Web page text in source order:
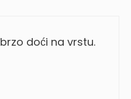
doći na vrstu.